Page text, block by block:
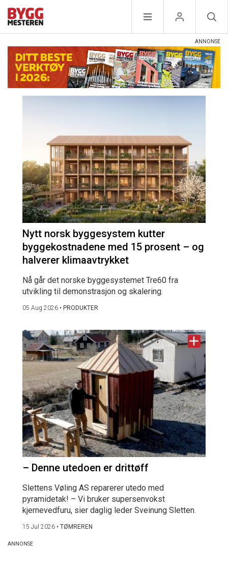
Nytt norsk byggesystem kutter
byggekostnadene med 15 prosent – og
halverer klimaavtrykket
Nå går det norske byggesystemet Tre60 fra
utvikling til demonstrasjon og skalering.
05 Aug 2026 • PRODUKTER
– Denne utedoen er drittøff
Slettens Vøling AS reparerer utedo med
pyramidetak! – Vi bruker supersenvokst
kjernevedfuru, sier daglig leder Sveinung Sletten.
15 Jul 2026 • TØMREREN